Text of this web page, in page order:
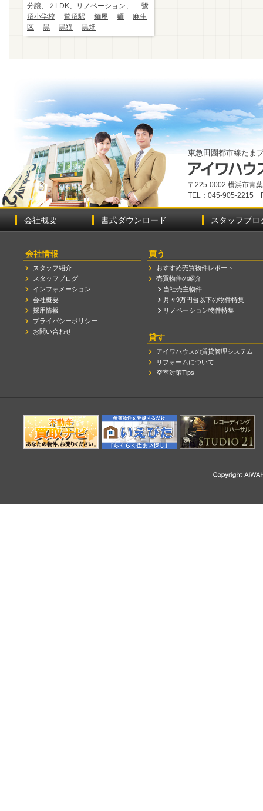
分譲、２LDK、リノベーション、
鷺
沼小学校
鷺沼駅 麵屋 麺
麻生
区
黒 黒猫 黒畑
東急田園都市線たま
〒225-0002 横浜市青
TEL：045-905-2215
会社概要 書式ダウンロード スタッフブロ
会社情報
スタッフ紹介
スタッフブログ
インフォメーション
会社概要
採用情報
プライバシーポリシー
お問い合わせ
買う
おすすめ売買物件レポート
売買物件の紹介
当社売主物件
月々9万円台以下の物件特集
リノベーション物件特集
貸す
アイワハウスの賃貸管理システム
リフォームについて
空室対策Tips